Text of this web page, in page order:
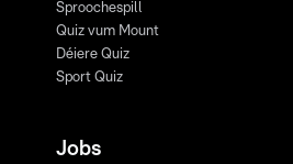
Sproochespill
Quiz vum Mount
Déiere Quiz
Sport Quiz
Jobs